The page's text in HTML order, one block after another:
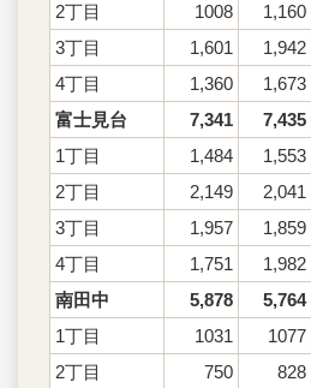
2丁目
1008 1,160
3丁目
1,601 1,942
4丁目
1,360 1,673
富士見台
7,341 7,435
1丁目
1,484 1,553
2丁目
2,149 2,041
3丁目
1,957 1,859
4丁目
1,751 1,982
南田中
5,878 5,764
1丁目
1031 1077
2丁目
750 828